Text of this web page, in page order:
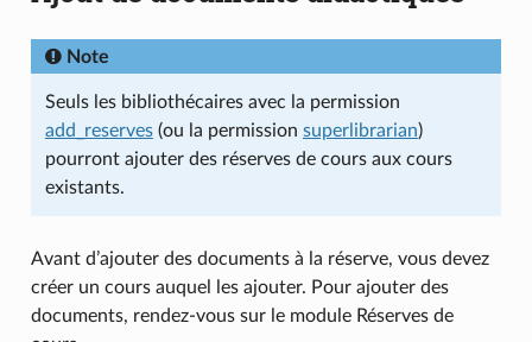
Note
Seuls les bibliothécaires avec la permission
add_reserves(ou la permission superlibrarian)
pourront ajouter des réserves de cours aux cours
existants.
Avant d’ajouter des documents à la réserve, vous devez
créer un cours auquel les ajouter. Pour ajouter des
documents, rendez-vous sur le module Réserves de